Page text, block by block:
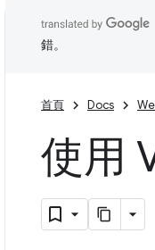
錯。
首頁 Docs
使用